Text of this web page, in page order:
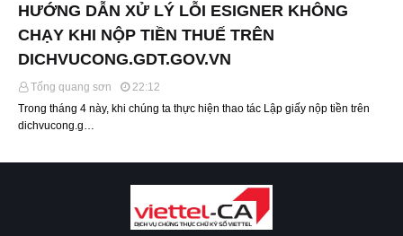
HƯỚNG DẪN XỬ LÝ LỖI ESIGNER KHÔNG
CHẠY KHI NỘP TIỀN THUẾ TRÊN
DICHVUCONG.GDT.GOV.VN
Tống quang sơn
22:12
Trong tháng 4 này, khi chúng ta thực hiện thao tác Lập giấy nộp tiền trên
dichvucong.g…